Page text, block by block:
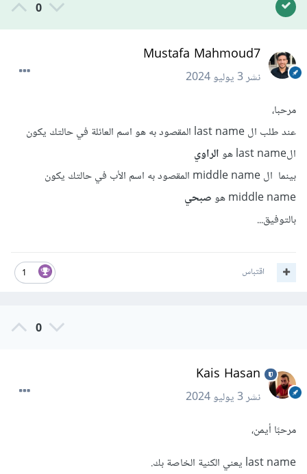
0
Mustafa Mahmoud7
نشر3 يوليو 2024
مرحبا،
عند طلب ال last name المقصود به هو اسم العائلة في حالتك يكون
الlast name هو
الراوي
بينما ال middle name المقصود به اسم الأب في حالتك يكون
middle name هو
صبحي
بالتوفيق...
1 اقتباس
0
Kais Hasan
نشر3 يوليو 2024
مرحبًا أيمن،
last name يعني الكنية الخاصة بك.